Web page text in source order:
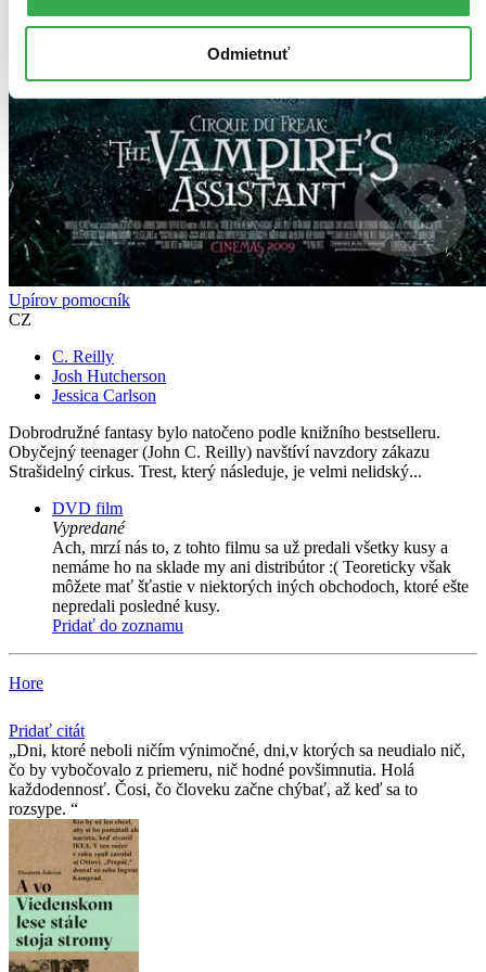
Odmietnuť
Upírov pomocník
CZ
C. Reilly
Josh Hutcherson
Jessica Carlson
Dobrodružné fantasy bylo natočeno podle knižního bestselleru.
Obyčejný teenager (John C. Reilly) navštíví navzdory zákazu
Strašidelný cirkus. Trest, který následuje, je velmi nelidský...
DVD film
Vypredané
Ach, mrzí nás to, z tohto filmu sa už predali všetky kusy a
nemáme ho na sklade my ani distribútor :( Teoreticky však
môžete mať šťastie v niektorých iných obchodoch, ktoré ešte
nepredali posledné kusy.
Pridať do zoznamu
Hore
Pridať citát
Dni, ktoré neboli ničím výnimočné, dni,v ktorých sa neudialo nič,
čo by vybočovalo z priemeru, nič hodné povšimnutia. Holá
každodennosť. Čosi, čo človeku začne chýbať, až keď sa to
rozsype.